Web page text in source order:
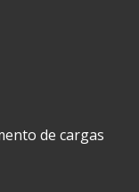
de cargas